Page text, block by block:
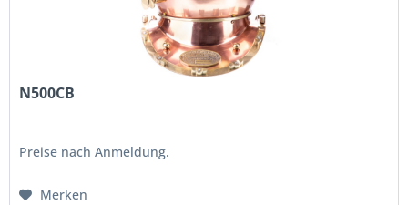
N500CB
Preise nach Anmeldung.
Merken